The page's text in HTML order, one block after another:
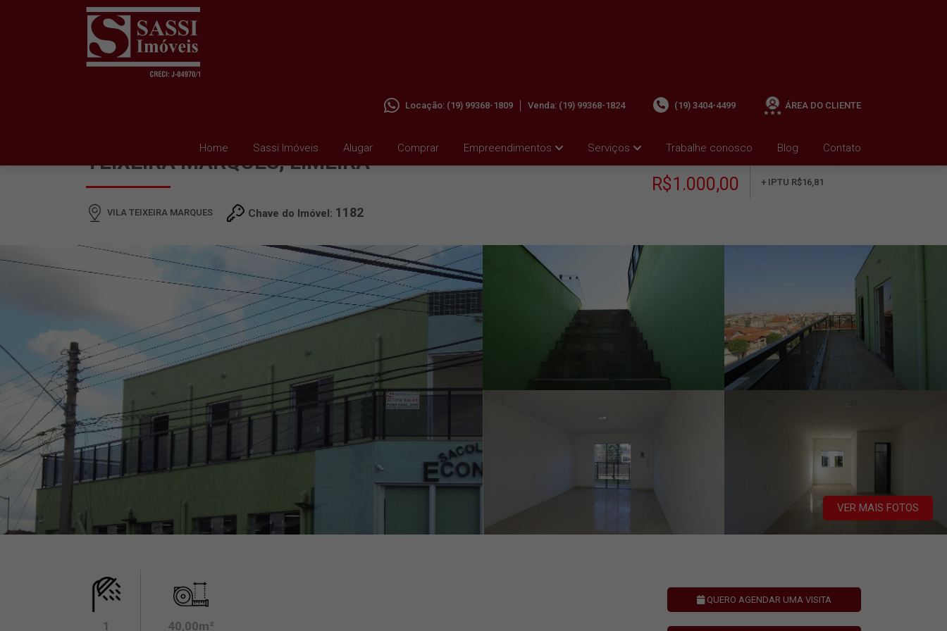
Home Sassi Imóveis Alugar Comprar Empreendimentos Serviços Trabalhe conosco Blog Contato
Locação: (19) 99368-1809 Venda: (19) 99368-1824 (19) 3404-4499 ÁREA DO CLIENTE
TEIXEIRA MARQUES, LIMEIRA
VILA TEIXEIRA MARQUES Chave do Imóvel: 1182
R$1.000,00
+ IPTU R$16,81
VER MAIS FOTOS
1 40,00m²
QUERO AGENDAR UMA VISITA